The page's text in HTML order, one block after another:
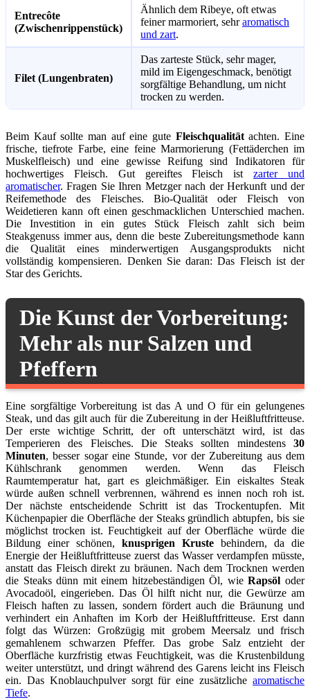
Entrecôte
(Zwischenrippenstück)
Ähnlich dem Ribeye, oft etwas
feiner marmoriert, sehraromatisch
und zart.
Filet (Lungenbraten)
Das zarteste Stück, sehr mager,
mild im Eigengeschmack, benötigt
sorgfältige Behandlung, um nicht
trocken zu werden.
Beim Kauf sollte man auf eine gute Fleischqualitätachten. Eine
frische, tiefrote Farbe, eine feine Marmorierung (Fettäderchen im
Muskelfleisch) und eine gewisse Reifung sind Indikatoren für
hochwertiges Fleisch. Gut gereiftes Fleisch istzarter und
aromatischer. Fragen Sie Ihren Metzger nach der Herkunft und der
Reifemethode des Fleisches. Bio-Qualität oder Fleisch von
Weidetieren kann oft einen geschmacklichen Unterschied machen.
Die Investition in ein gutes Stück Fleisch zahlt sich beim
Steakgenuss immer aus, denn die beste Zubereitungsmethode kann
die Qualität eines minderwertigen Ausgangsprodukts nicht
vollständig kompensieren. Denken Sie daran: Das Fleisch ist der
Star des Gerichts.
Die Kunst der Vorbereitung:
Mehr als nur Salzen und
Pfeffern
Eine sorgfältige Vorbereitung ist das A und O für ein gelungenes
Steak, und das gilt auch für die Zubereitung in der Heißluftfritteuse.
Der erste wichtige Schritt, der oft unterschätzt wird, ist das
Temperieren des Fleisches. Die Steaks sollten mindestens 30
Minuten, besser sogar eine Stunde, vor der Zubereitung aus dem
Kühlschrank genommen werden. Wenn das Fleisch
Raumtemperatur hat, gart es gleichmäßiger. Ein eiskaltes Steak
würde außen schnell verbrennen, während es innen noch roh ist.
Der nächste entscheidende Schritt ist das Trockentupfen. Mit
Küchenpapier die Oberfläche der Steaks gründlich abtupfen, bis sie
möglichst trocken ist. Feuchtigkeit auf der Oberfläche würde die
Bildung einer schönen, knusprigen Kruste behindern, da die
Energie der Heißluftfritteuse zuerst das Wasser verdampfen müsste,
anstatt das Fleisch direkt zu bräunen. Nach dem Trocknen werden
die Steaks dünn mit einem hitzebeständigen Öl, wieRapsöl oder
Avocadoöl, eingerieben. Das Öl hilft nicht nur, die Gewürze am
Fleisch haften zu lassen, sondern fördert auch die Bräunung und
verhindert ein Anhaften im Korb der Heißluftfritteuse. Erst dann
folgt das Würzen: Großzügig mit grobem Meersalz und frisch
gemahlenem schwarzen Pfeffer. Das grobe Salz entzieht der
Oberfläche kurzfristig etwas Feuchtigkeit, was die Krustenbildung
weiter unterstützt, und dringt während des Garens leicht ins Fleisch
ein. Das Knoblauchpulver sorgt für eine zusätzliche aromatische
Tiefe.